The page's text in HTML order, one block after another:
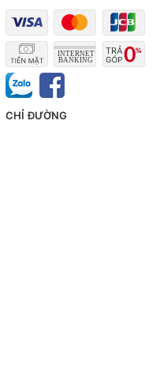
CHỈ ĐƯỜNG